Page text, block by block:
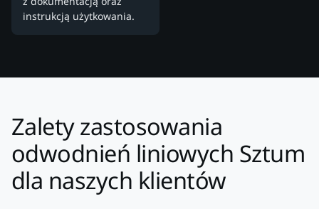
instrukcją użytkowania.
Zalety zastosowania
odwodnień liniowych Sztum
dla naszych klientów